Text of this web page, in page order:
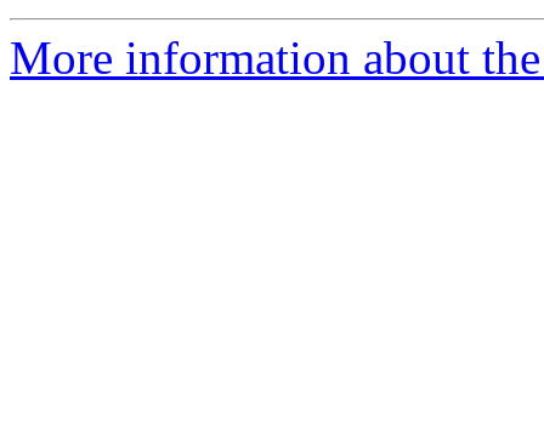
More information about